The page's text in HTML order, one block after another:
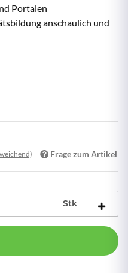
Portalen
anschaulich und
Frage zum Artikel
Stk